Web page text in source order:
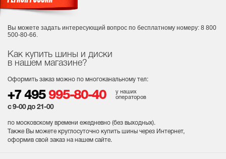
Как купить шины и диски
в нашем магазине?
Оформить заказ можно по многоканальному тел:
+7 495 995-80-40
у наших
операторов
с 9-00 до 21-00
по московскому времени ежедневно (без выходных).
Также Вы можете круглосуточно купить шины через Интернет,
оформив свой заказ на нашем сайте.
Вы можете задать интересующий вопрос по бесплатному номеру: 8 800
500-80-66.